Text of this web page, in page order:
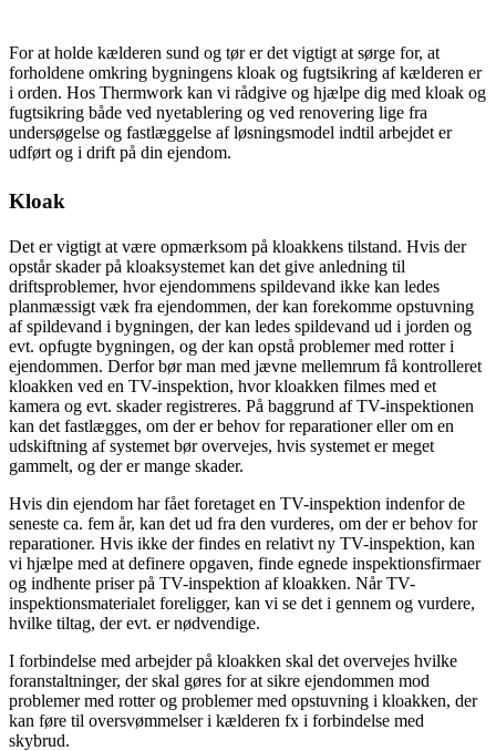
For at holde kælderen sund og tør er det vigtigt at sørge for, at
forholdene omkring bygningens kloak og fugtsikring af kælderen er
i orden. Hos Thermwork kan vi rådgive og hjælpe dig med kloak og
fugtsikring både ved nyetablering og ved renovering lige fra
undersøgelse og fastlæggelse af løsningsmodel indtil arbejdet er
udført og i drift på din ejendom.
Kloak
Det er vigtigt at være opmærksom på kloakkens tilstand. Hvis der
opstår skader på kloaksystemet kan det give anledning til
driftsproblemer, hvor ejendommens spildevand ikke kan ledes
planmæssigt væk fra ejendommen, der kan forekomme opstuvning
af spildevand i bygningen, der kan ledes spildevand ud i jorden og
evt. opfugte bygningen, og der kan opstå problemer med rotter i
ejendommen. Derfor bør man med jævne mellemrum få kontrolleret
kloakken ved en TV-inspektion, hvor kloakken filmes med et
kamera og evt. skader registreres. På baggrund af TV-inspektionen
kan det fastlægges, om der er behov for reparationer eller om en
udskiftning af systemet bør overvejes, hvis systemet er meget
gammelt, og der er mange skader.
Hvis din ejendom har fået foretaget en TV-inspektion indenfor de
seneste ca. fem år, kan det ud fra den vurderes, om der er behov for
reparationer. Hvis ikke der findes en relativt ny TV-inspektion, kan
vi hjælpe med at definere opgaven, finde egnede inspektionsfirmaer
og indhente priser på TV-inspektion af kloakken. Når TV-
inspektionsmaterialet foreligger, kan vi se det i gennem og vurdere,
hvilke tiltag, der evt. er nødvendige.
I forbindelse med arbejder på kloakken skal det overvejes hvilke
foranstaltninger, der skal gøres for at sikre ejendommen mod
problemer med rotter og problemer med opstuvning i kloakken, der
kan føre til oversvømmelser i kælderen fx i forbindelse med
skybrud.